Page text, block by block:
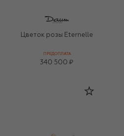
Цветок розы Eternelle
ПРЕДОПЛАТА
340 500 ₽